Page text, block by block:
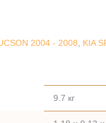
2004 - 2008, KIA
9.7 кг